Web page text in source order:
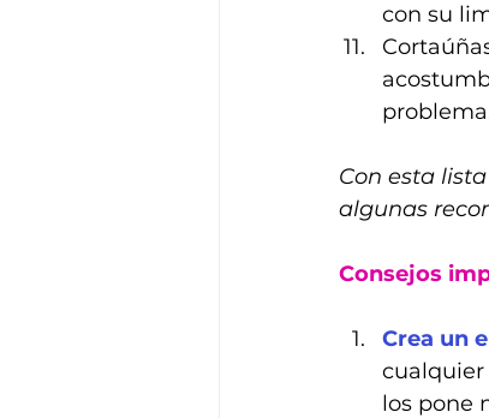
con su
Con esta
algunas
Consejos
Crea un
cualquier
los pone